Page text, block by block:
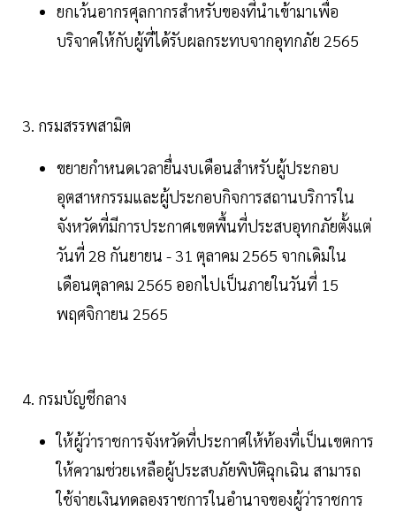
ยกเว้นอากรศุลกากรสำหรับของที่นำเข้ามาเพื่อ
บริจาคให้กับผู้ที่ได้รับผลกระทบจากอุทกภัย 2565
3. กรมสรรพสามิต
ขยายกำหนดเวลายื่นงบเดือนสำหรับผู้ประกอบ
อุตสาหกรรมและผู้ประกอบกิจการสถานบริการใน
จังหวัดที่มีการประกาศเขตพื้นที่ประสบอุทกภัยตั้งแต่
วันที่ 28 กันยายน - 31 ตุลาคม 2565 จากเดิมใน
เดือนตุลาคม 2565 ออกไปเป็นภายในวันที่ 15
พฤศจิกายน 2565
4. กรมบัญชีกลาง
ให้ผู้ว่าราชการจังหวัดที่ประกาศให้ท้องที่เป็นเขตการ
ให้ความช่วยเหลือผู้ประสบภัยพิบัติฉุกเฉิน สามารถ
ใช้จ่ายเงินทดลองราชการในอำนาจของผู้ว่าราชการ